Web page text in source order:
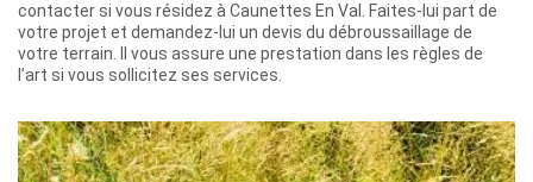
contacter si vous résidez à Caunettes En Val. Faites-lui part de
votre projet et demandez-lui un devis du débroussaillage de
votre terrain. Il vous assure une prestation dans les règles de
l’art si vous sollicitez ses services.